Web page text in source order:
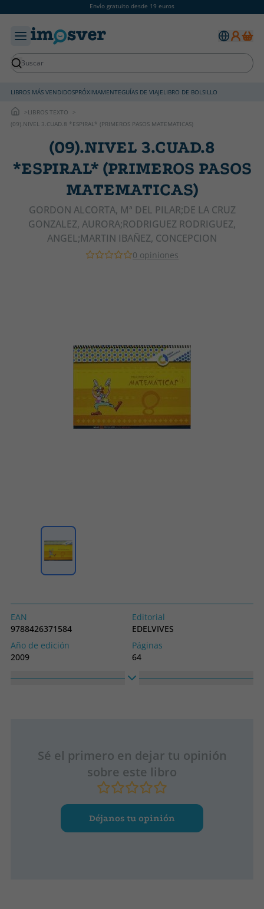
Envío gratuito desde 19 euros
LIBROS MÁS VENDIDOSPRÓXIMAMENTEGUÍAS DE VIAJELIBRO DE BOLSILLO
LIBROS TEXTO
(09).NIVEL 3.CUAD.8 *ESPIRAL* (PRIMEROS PASOS MATEMATICAS)
(09).NIVEL 3.CUAD.8
*ESPIRAL* (PRIMEROS PASOS
MATEMATICAS)
GORDON ALCORTA, Mª DEL PILAR;DE LA CRUZ
GONZALEZ, AURORA;RODRIGUEZ RODRIGUEZ,
ANGEL;MARTIN IBAÑEZ, CONCEPCION
0 opiniones
EAN
9788426371584
Editorial
EDELVIVES
Año de edición
2009
Páginas
64
Colección
Sé el primero en dejar tu opinión
sobre este libro
Déjanos tu opinión